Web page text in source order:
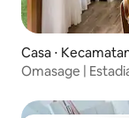
Casa ⋅
Omasage |